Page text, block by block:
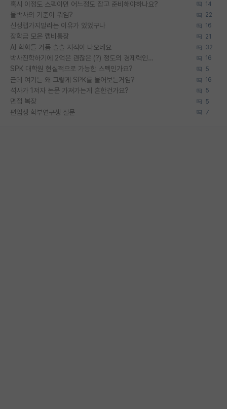
혹시 이정도 스펙이면 어느정도 잡고 준비해야하나요? 14
물박사의 기준이 뭐임? 22
신생랩가지말라는 이유가 있었구나 16
장학금 모은 랩비통장 21
AI 학회들 거품 슬슬 지적이 나오네요 32
박사진학하기에 2억은 괜찮은 (?) 정도의 경제력인가요 16
SPK 대학원 현실적으로 가능한 스펙인가요? 5
근데 여기는 왜 그렇게 SPK를 물어보는거임? 16
석사가 1저자 논문 가져가는게 흔한건가요? 5
면접 복장 5
편입생 학부연구생 질문 7